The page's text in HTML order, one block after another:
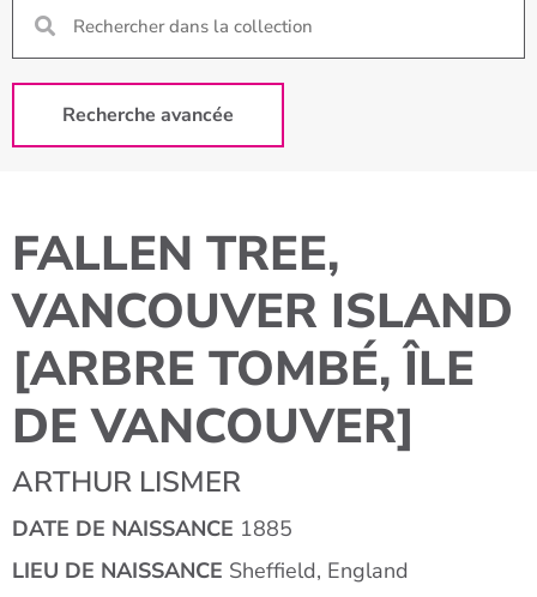
Recherche avancée
FALLEN TREE,
VANCOUVER ISLAND
[ARBRE TOMBÉ, ÎLE
DE VANCOUVER]
ARTHUR LISMER
DATE DE NAISSANCE 1885
LIEU DE NAISSANCE Sheffield, England